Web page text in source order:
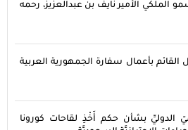
الملكي الأمير نايف بن عبدالعزيز، رحمه
القائم بأعمال سفارة الجمهورية العربية
الدوليِّ بشأن حكم أَخْذِ لقاحات كورونا